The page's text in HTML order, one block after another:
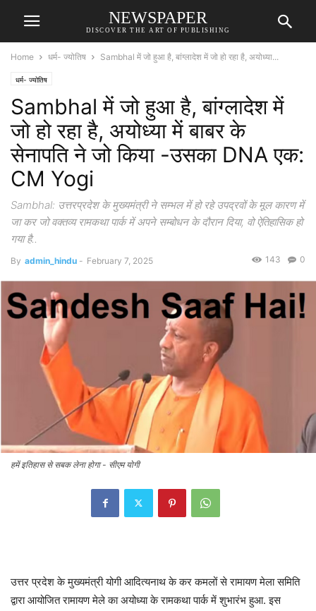
NEWSPAPER
DISCOVER THE ART OF PUBLISHING
Home धर्म- ज्योतिष Sambhal में जो हुआ है, बांग्लादेश में जो हो रहा है, अयोध्या...
धर्म- ज्योतिष
Sambhal में जो हुआ है, बांग्लादेश में
जो हो रहा है, अयोध्या में बाबर के
सेनापति ने जो किया -उसका DNA एक:
CM Yogi
Sambhal: उत्तरप्रदेश के मुख्यमंत्री ने सम्भल में हो रहे उपद्रवों के मूल कारण में
जा कर जो वक्तव्य रामकथा पार्क में अपने सम्बोधन के दौरान दिया, वो ऐतिहासिक हो
गया है..
By admin_hindu - February 7, 2025 0
143
हमें इतिहास से सबक लेना होगा - सीएम योगी
उत्तर प्रदेश के मुख्यमंत्री योगी आदित्यनाथ के कर कमलों से रामायण मेला समिति
द्वारा आयोजित रामायण मेले का अयोध्या के रामकथा पार्क में शुभारंभ हुआ. इस